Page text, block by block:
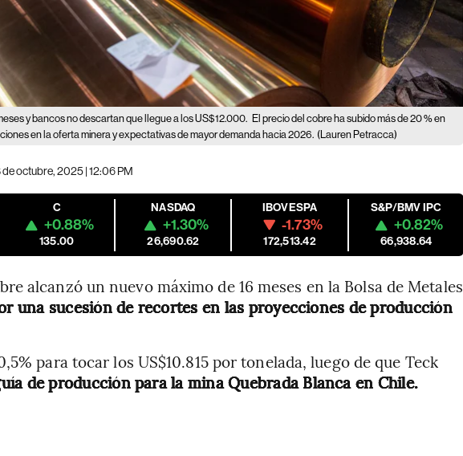
y bancos no descartan que llegue a los US$12.000. El precio del cobre ha subido más de 20 % en
en la oferta minera y expectativas de mayor demanda hacia 2026. (Lauren Petracca)
octubre, 2025 | 12:06 PM
C
+0.88%
135.00
NASDAQ
+1.30%
26,690.62
IBOVESPA
-1.73%
172,513.42
S&P/BMV IPC
+0.82%
66,938.64
alcanzó un nuevo máximo de 16 meses en la Bolsa de Metales
una sucesión de recortes en las proyecciones de producción
para tocar los US$10.815 por tonelada, luego de que Teck
de producción para la mina Quebrada Blanca en Chile.